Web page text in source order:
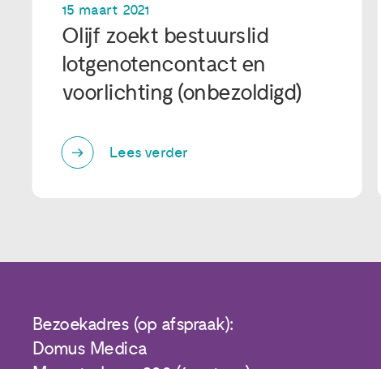
15 maart 2021
Olijf zoekt bestuurslid
lotgenotencontact en
voorlichting (onbezoldigd)
Lees verder
Bezoekadres (op afspraak):
Domus Medica